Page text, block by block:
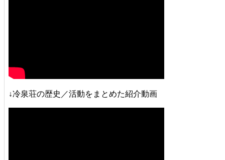
↓冷泉荘の歴史／活動をまとめた紹介動画